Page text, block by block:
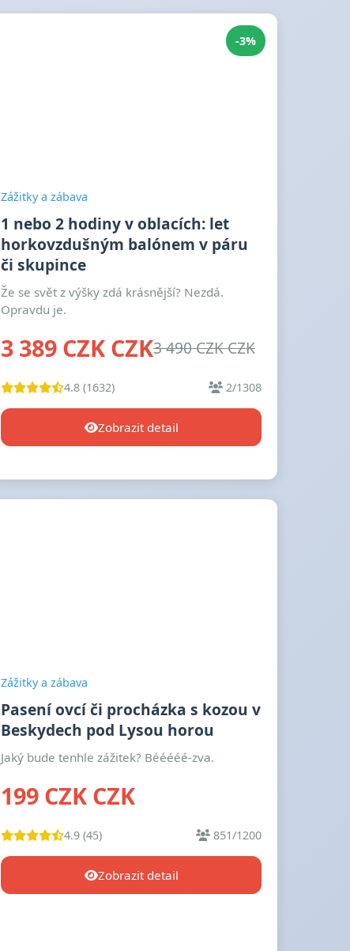
-3%
Zážitky a zábava
1 nebo 2 hodiny v oblacích: let
horkovzdušným balónem v páru
či skupince
Že se svět z výšky zdá krásnější? Nezdá.
Opravdu je.
3 389 CZK CZK3 490 CZK CZK
4.8 (1632) 2/1308
Zobrazit detail
Zážitky a zábava
Pasení ovcí či procházka s kozou v
Beskydech pod Lysou horou
Jaký bude tenhle zážitek? Bééééé-zva.
199 CZK CZK
4.9 (45) 851/1200
Zobrazit detail